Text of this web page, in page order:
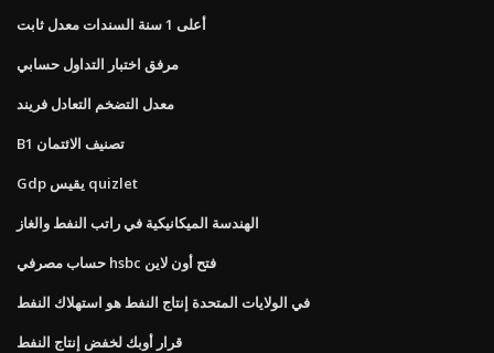
أعلى 1 سنة السندات معدل ثابت
مرفق اختبار التداول حسابي
معدل التضخم التعادل فريند
B1 تصنيف الائتمان
Gdp يقيس quizlet
الهندسة الميكانيكية في راتب النفط والغاز
حساب مصرفي hsbc فتح أون لاين
في الولايات المتحدة إنتاج النفط هو استهلاك النفط
قرار أوبك لخفض إنتاج النفط